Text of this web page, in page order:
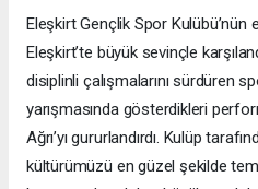
Eleşkirt Gençlik Spor Kulübü’nün
Eleşkirt’te büyük sevinçle
disiplinli çalışmalarını sürdüren
yarışmasında gösterdikleri
Ağrı’yı gururlandırdı. Kulüp
kültürümüzü en güzel şekilde